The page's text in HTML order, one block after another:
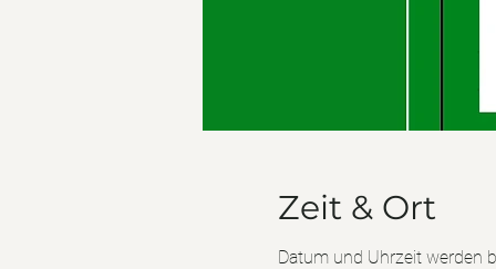
Zeit & Ort
Datum und Uhrzeit werden